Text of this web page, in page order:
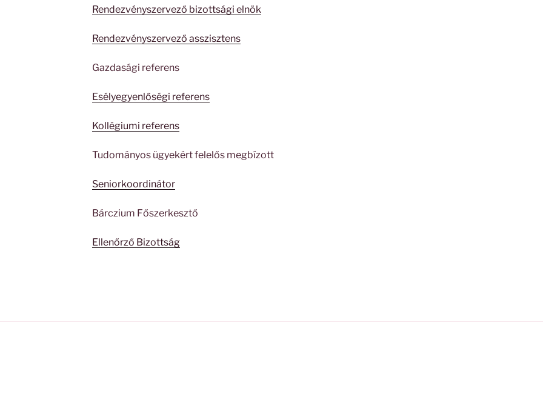
Rendezvényszervező bizottsági elnök
Rendezvényszervező asszisztens
Gazdasági referens
Esélyegyenlőségi referens
Kollégiumi referens
Tudományos ügyekért felelős megbízott
Seniorkoordinátor
Bárczium Főszerkesztő
Ellenőrző Bizottság